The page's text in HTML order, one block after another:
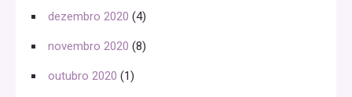
dezembro 2020 (4)
novembro 2020 (8)
outubro 2020 (1)